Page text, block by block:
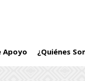
Apoyo ¿Quiénes